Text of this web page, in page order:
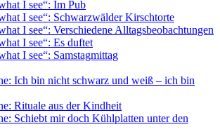
I see“: Im Pub
I see“: Schwarzwälder Kirschtorte
I see“: Verschiedene Alltagsbeobachtungen
I see“: Es duftet
I see“: Samstagmittag
Ich bin nicht schwarz und weiß – ich bin
Rituale aus der Kindheit
Schiebt mir doch Kühlplatten unter den